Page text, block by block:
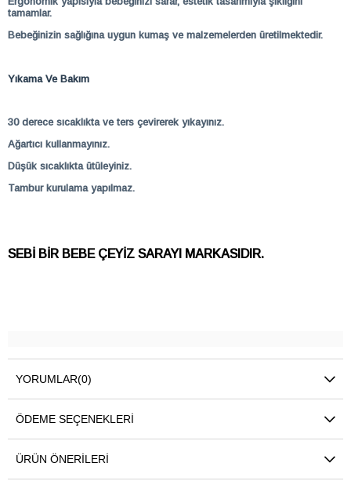
tamamlar.
Bebeğinizin sağlığına uygun kumaş ve malzemelerden üretilmektedir.
Yıkama Ve Bakım
30 derece sıcaklıkta ve ters çevirerek yıkayınız.
Ağartıcı kullanmayınız.
Düşük sıcaklıkta ütüleyiniz.
Tambur kurulama yapılmaz.
SEBİ BİR BEBE ÇEYİZ SARAYI MARKASIDIR.
YORUMLAR(0)
ÖDEME SEÇENEKLERI
ÜRÜN ÖNERILERI